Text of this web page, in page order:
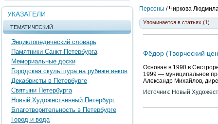
УКАЗАТЕЛИ
ТЕМАТИЧЕСКИЙ
Энциклопедический словарь
Памятники Санкт-Петербурга
Мемориальные доски
Городская скульптура на рубеже веков
Декабристы в Петербурге
Святыни Петербурга
Новый Художественный Петербург
Благотворительность в Петербурге
Город и вода
Персоны / Чиркова
Упоминается в статьях (1)
Фёдор (Творческий
Основан в 1990 в
1999 — муниципальное
Александр Михайлов,
Источник: Новый